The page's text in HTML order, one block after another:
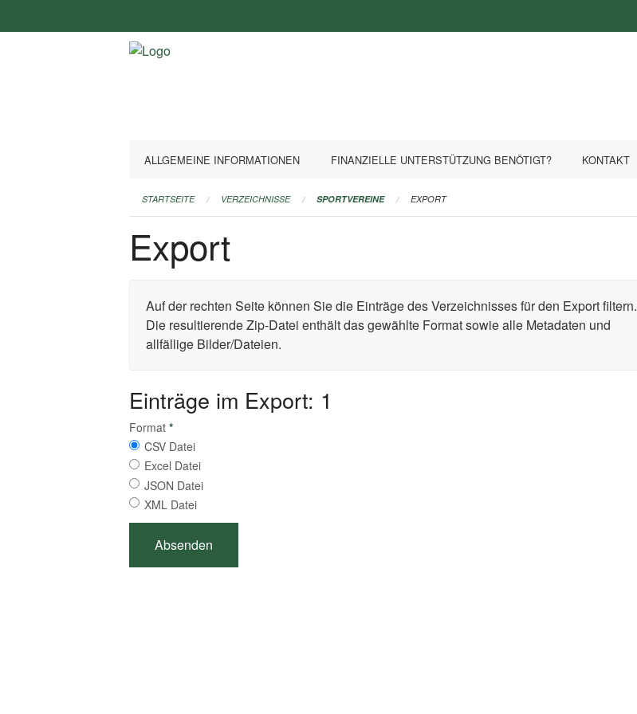
überspringen
ALLGEMEINE INFORMATIONEN FINANZIELLE UNTERSTÜTZUNG BENÖTIGT? KONTAKT
STARTSEITE VERZEICHNISSE SPORTVEREINE EXPORT
Export
Auf der rechten Seite können Sie die Einträge des Verzeichnisses für den Export filtern.
Die resultierende Zip-Datei enthält das gewählte Format sowie alle Metadaten und
allfällige Bilder/Dateien.
Einträge im Export: 1
Format *
CSV Datei
Excel Datei
JSON Datei
XML Datei